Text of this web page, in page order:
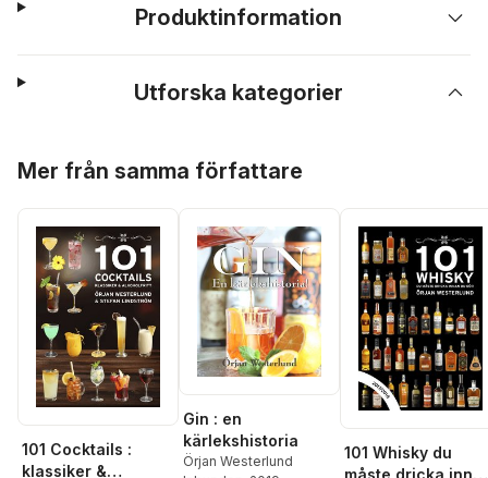
Produktinformation
Utforska kategorier
Mer från samma författare
101 Cocktails :
klassiker &
Gin : en
kärlekshistoria
Örjan Westerlund
101 Whisky du
måste dricka